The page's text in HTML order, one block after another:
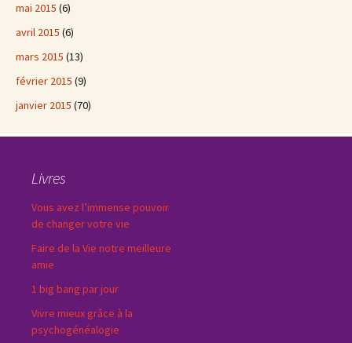
mai 2015 (6)
avril 2015 (6)
mars 2015 (13)
février 2015 (9)
janvier 2015 (70)
Livres
Vous avez l’immense pouvoir
de changer votre vie
Faire de la Vie notre meilleure
amie
1 big bang par jour
Vivre mieux grâce à la
psychogénéalogie